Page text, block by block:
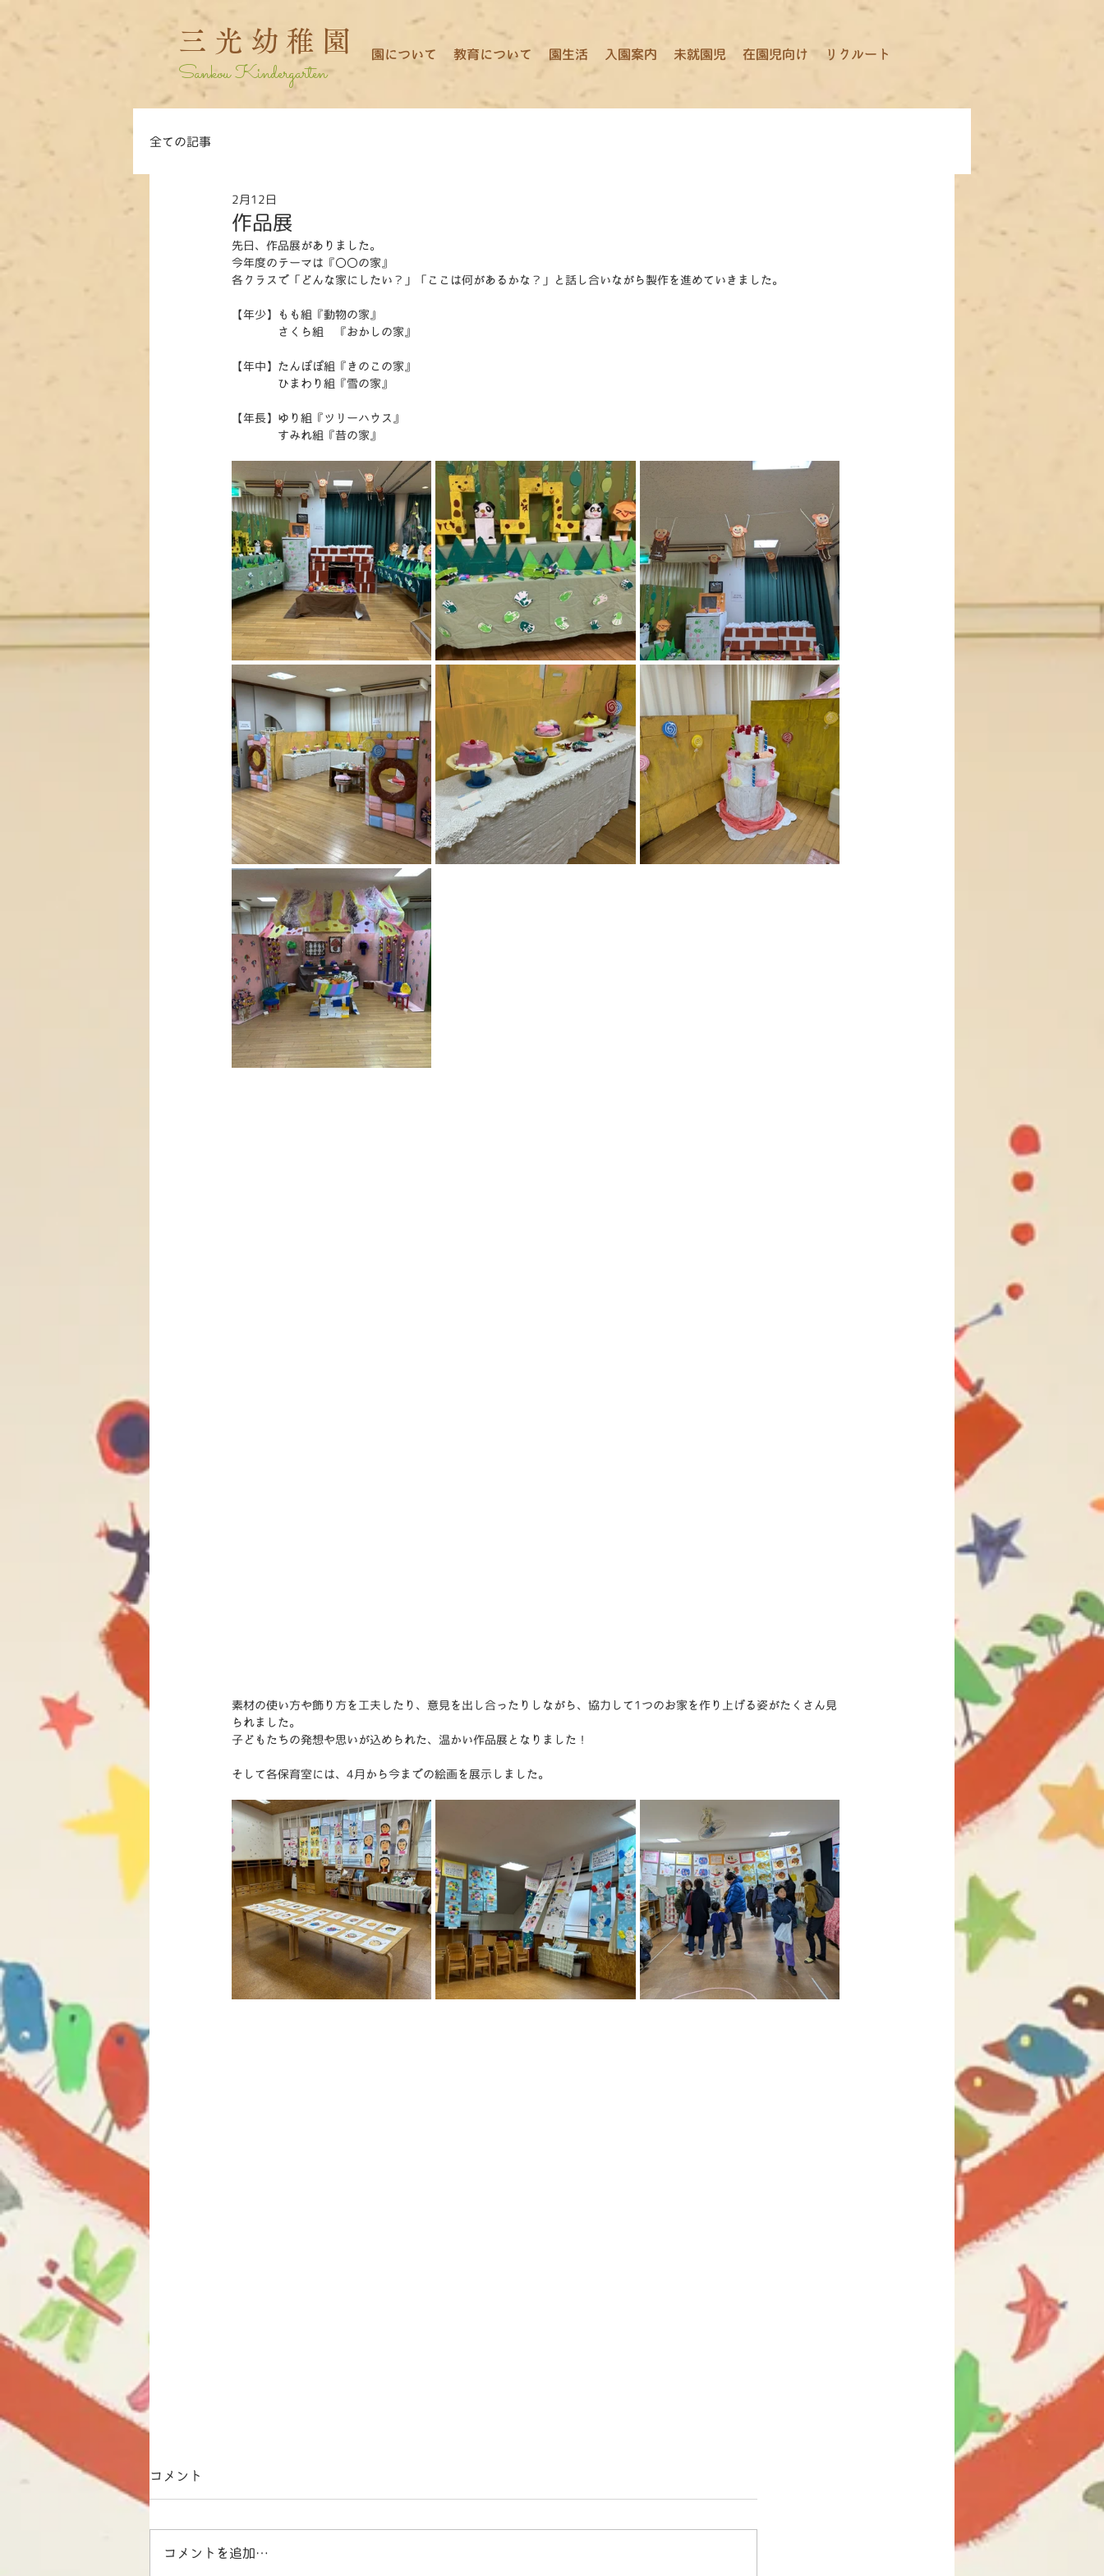
三光幼稚園
Sankou Kindergarten
園について 教育について 園生活 入園案内 未就園児 在園児向け リクルート
全ての記事
作品展
2月12日
先日、作品展がありました。
今年度のテーマは『〇〇の家』
各クラスで「どんな家にしたい？」「ここは何があるかな？」と話し合いながら製作を進めていきました。
【年少】もも組『動物の家』
さくら組　『おかしの家』
【年中】たんぽぽ組『きのこの家』
ひまわり組『雪の家』
【年長】ゆり組『ツリーハウス』
すみれ組『昔の家』
素材の使い方や飾り方を工夫したり、意見を出し合ったりしながら、協力して1つのお家を作り上げる姿がたくさん見
られました。
子どもたちの発想や思いが込められた、温かい作品展となりました！
そして各保育室には、4月から今までの絵画を展示しました。
コメント
コメントを追加…